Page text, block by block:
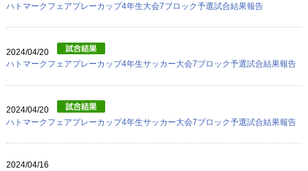
ハトマークフェアプレーカップ4年生大会7ブロック予選試合結果報告
2024/04/20
ハトマークフェアプレーカップ4年生サッカー大会7ブロック予選試合結果報告
2024/04/20
ハトマークフェアプレーカップ4年生サッカー大会7ブロック予選試合結果報告
2024/04/16